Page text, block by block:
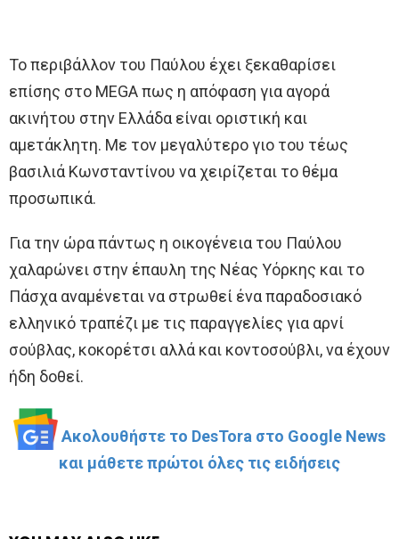
Το περιβάλλον του Παύλου έχει ξεκαθαρίσει
επίσης στο MEGA πως η απόφαση για αγορά
ακινήτου στην Ελλάδα είναι οριστική και
αμετάκλητη. Με τον μεγαλύτερο γιο του τέως
βασιλιά Κωνσταντίνου να χειρίζεται το θέμα
προσωπικά.
Για την ώρα πάντως η οικογένεια του Παύλου
χαλαρώνει στην έπαυλη της Νέας Υόρκης και το
Πάσχα αναμένεται να στρωθεί ένα παραδοσιακό
ελληνικό τραπέζι με τις παραγγελίες για αρνί
σούβλας, κοκορέτσι αλλά και κοντοσούβλι, να έχουν
ήδη δοθεί.
Ακολουθήστε το DesTora στο Google News
και μάθετε πρώτοι όλες τις ειδήσεις